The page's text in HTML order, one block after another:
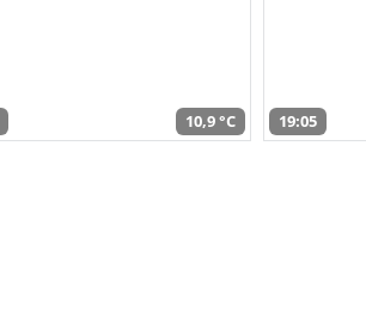
10,9 °C 19:05